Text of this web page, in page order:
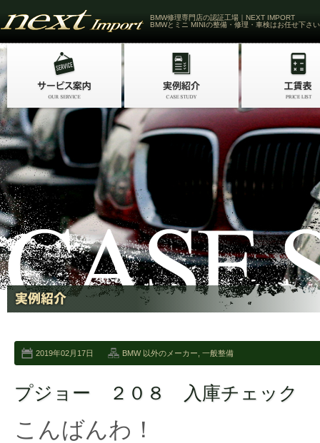
BMW修理専門店の認証工場｜NEXT IMPORT
BMWとミニ MINIの整備・修理・車検はお任せ下さい
2019年02月17日 BMW 以外のメーカー 一般整備
プジョー ２０８ 入庫チェック
こんばんわ！